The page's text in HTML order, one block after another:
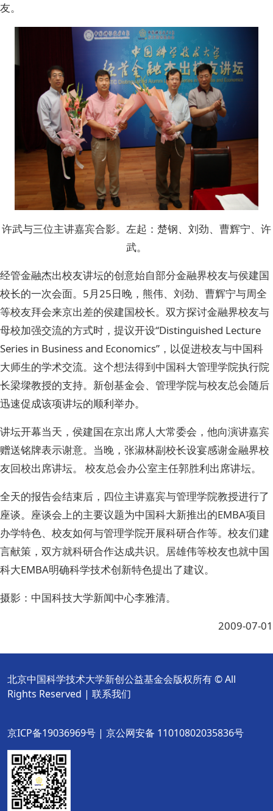
友。
许武与三位主讲嘉宾合影。左起：楚钢、刘劲、曹辉宁、许
武。
经管金融杰出校友讲坛的创意始自部分金融界校友与侯建国
校长的一次会面。5月25日晚，熊伟、刘劲、曹辉宁与周全
等校友拜会来京出差的侯建国校长。双方探讨金融界校友与
母校加强交流的方式时，提议开设“Distinguished Lecture
Series in Business and Economics”，以促进校友与中国科
大师生的学术交流。这个想法得到中国科大管理学院执行院
长梁墚教授的支持。新创基金会、管理学院与校友总会随后
迅速促成该项讲坛的顺利举办。
讲坛开幕当天，侯建国在京出席人大常委会，他向演讲嘉宾
赠送铭牌表示谢意。当晚，张淑林副校长设宴感谢金融界校
友回校出席讲坛。 校友总会办公室主任郭胜利出席讲坛。
全天的报告会结束后，四位主讲嘉宾与管理学院教授进行了
座谈。座谈会上的主要议题为中国科大新推出的EMBA项目
办学特色、校友如何与管理学院开展科研合作等。校友们建
言献策，双方就科研合作达成共识。居雄伟等校友也就中国
科大EMBA明确科学技术创新特色提出了建议。
摄影：中国科技大学新闻中心李雅清。
2009-07-01
北京中国科学技术大学新创公益基金会版权所有 © All
Rights Reserved | 联系我们
京ICP备19036969号 | 京公网安备 11010802035836号